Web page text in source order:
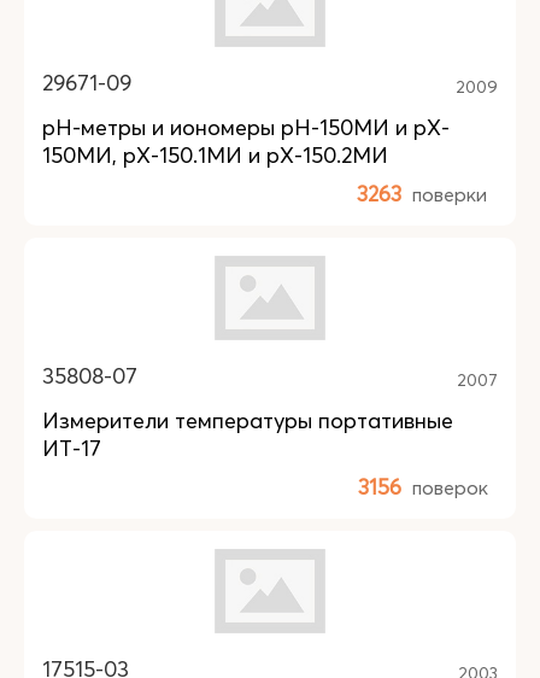
29671-09 2009
pH-метры и иономеры pH-150МИ и pX-
150МИ, pX-150.1МИ и pX-150.2МИ
3263 поверки
35808-07 2007
Измерители температуры портативные
ИТ-17
3156 поверок
17515-03 2003